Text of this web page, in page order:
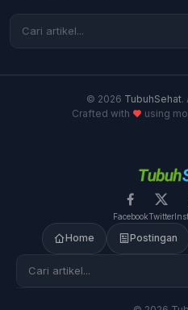
© 2026 TubuhSehat.
Crafted with
using
FacebookTwitter
Home Postingan